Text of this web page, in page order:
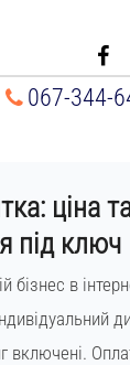
067-344-
ціна
під ключ
бізнес в
включені.